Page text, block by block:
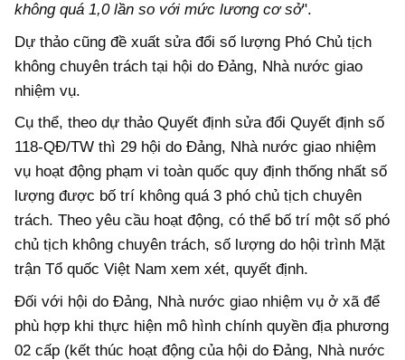
không quá 1,0 lần so với mức lương cơ sở".
Dự thảo cũng đề xuất sửa đổi số lượng Phó Chủ tịch
không chuyên trách tại hội do Đảng, Nhà nước giao
nhiệm vụ.
Cụ thể, theo dự thảo Quyết định sửa đổi Quyết định số
118-QĐ/TW thì 29 hội do Đảng, Nhà nước giao nhiệm
vụ hoạt động phạm vi toàn quốc quy định thống nhất số
lượng được bố trí không quá 3 phó chủ tịch chuyên
trách. Theo yêu cầu hoạt động, có thể bố trí một số phó
chủ tịch không chuyên trách, số lượng do hội trình Mặt
trận Tổ quốc Việt Nam xem xét, quyết định.
Đối với hội do Đảng, Nhà nước giao nhiệm vụ ở xã để
phù hợp khi thực hiện mô hình chính quyền địa phương
02 cấp (kết thúc hoạt động của hội do Đảng, Nhà nước